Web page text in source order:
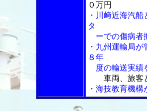
０万円
・川﨑近海汽
タ
ーでの傷病者
・九州運輸局
８年
度の輸送実績
車両、旅客
・海技教育機